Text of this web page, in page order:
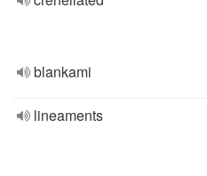
blankami
lineaments